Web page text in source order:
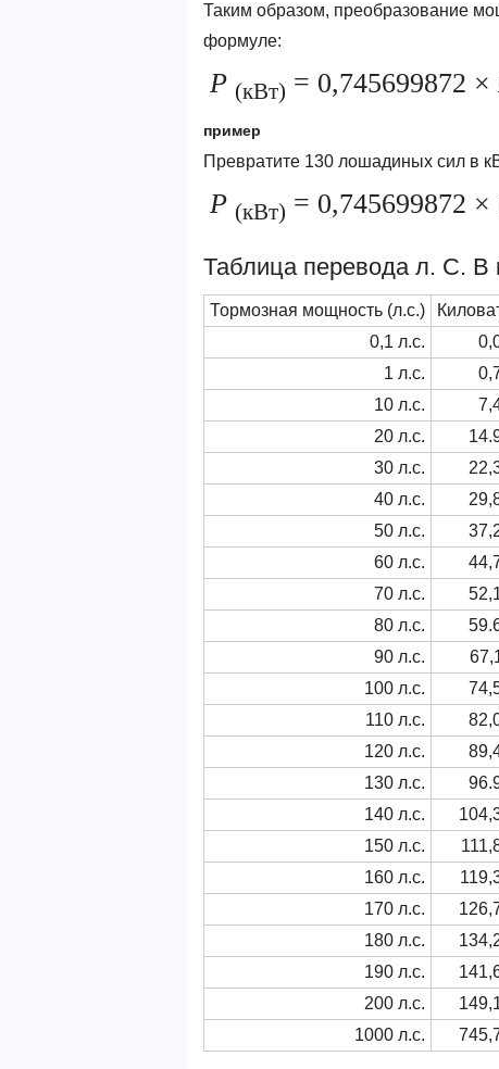
Таким образом, преобразование
формуле:
P (кВт) = 0,745699872 ×
пример
Превратите 130 лошадиных сил в
P (кВт) = 0,745699872
Таблица перевода л. С. В
Тормозная мощность (л.с.)
0,1 л.с.
1 л.с.
10 л.с.
20 л.с.
30 л.с.
40 л.с.
50 л.с.
60 л.с.
70 л.с.
80 л.с.
90 л.с.
100 л.с.
110 л.с.
120 л.с.
130 л.с.
140 л.с.
150 л.с.
160 л.с.
170 л.с.
180 л.с.
190 л.с.
200 л.с.
1000 л.с.